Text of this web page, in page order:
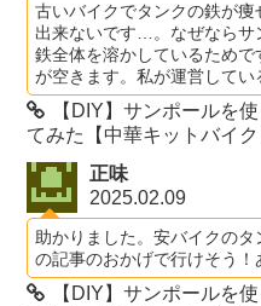
古いバイクでタンクの鉄が
出来ないです…。なぜならサ
鉄全体を溶かしているため
が空きます。私が運営してい
【DIY】サンポールを
てみた【中華キットバイク
正味
2025.02.09
助かりました。安バイクの
の記事のおかげで行けそう
【DIY】サンポールを